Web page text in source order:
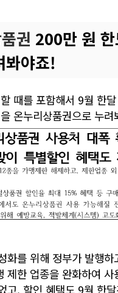
권 200만 원
봐야죠!
때를 포함해서 9월 한
온누리상품권으로 누려
화를 위해 정부가 발행하
제한 업종을 완화하여 사
고, 할인 혜택도 9월 한